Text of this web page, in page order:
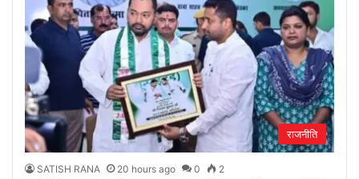
राजनीति
SATISH RANA 20 hours ago 0 2